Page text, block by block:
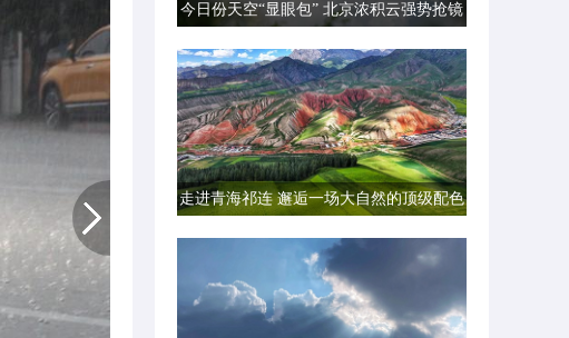
今日份天空“显眼包” 北京浓积云强势抢镜
走进青海祁连 邂逅一场大自然的顶级配色